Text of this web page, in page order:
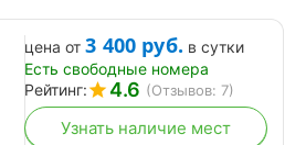
цена от 3 400 руб. в сутки
Есть свободные номера
Рейтинг:
4.6 (Отзывов: 7)
Узнать наличие мест